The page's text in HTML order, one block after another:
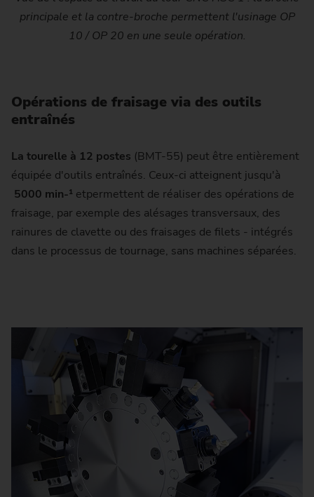
principale et la contre-broche permettent l'usinage OP
10 / OP 20 en une seule opération.
Opérations de fraisage via des outils
entraînés
La tourelle à 12 postes (BMT-55) peut être entièrement
équipée d'outils entraînés. Ceux-ci atteignent jusqu'à
5000 min-¹ etpermettent de réaliser des opérations de
fraisage, par exemple des alésages transversaux, des
rainures de clavette ou des fraisages de filets - intégrés
dans le processus de tournage, sans machines séparées.